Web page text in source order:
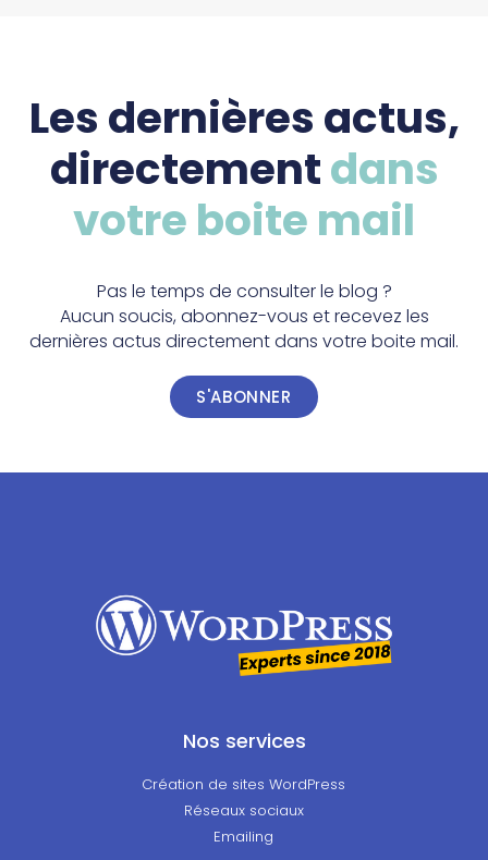
Les dernières actus,
directementdans
votre boite mail
Pas le temps de consulter le blog ?
Aucun soucis, abonnez-vous et recevez les
dernières actus directement dans votre boite mail.
S'ABONNER
Nos services
Création de sites WordPress
Réseaux sociaux
Emailing